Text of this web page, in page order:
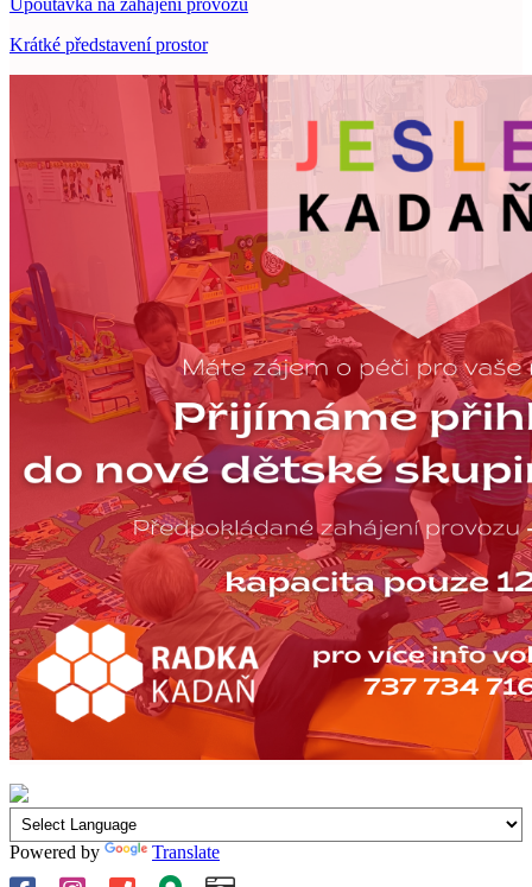
Upoutávka na zahájení provozu
Krátké představení prostor
Powered by Translate